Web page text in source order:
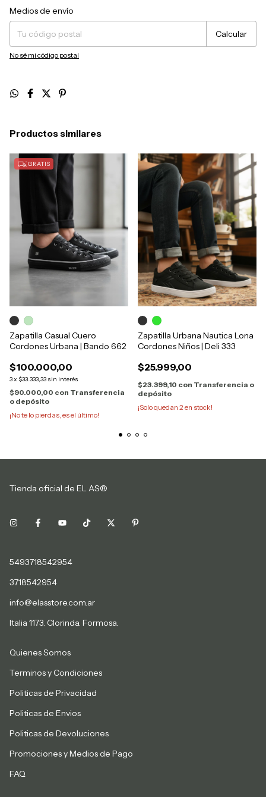
Entregas para el CP:
Medios de envío
Calcular
No sé mi código postal
Productos similares
GRATIS
Zapatilla Casual Cuero
Cordones Urbana | Bando 662
$100.000,00
3x $33.333,33 sin interés
$90.000,00 con Transferencia
o depósito
¡No te lo pierdas, es el último!
Zapatilla Urbana Nautica Lona
Cordones Niños | Deli 333
$25.999,00
$23.399,10 con Transferencia o
depósito
¡Solo quedan 2en stock!
Tienda oficial de EL AS®
5493718542954
3718542954
info@elasstore.com.ar
Italia 1173. Clorinda. Formosa.
Quienes Somos
Terminos y Condiciones
Politicas de Privacidad
Politicas de Envios
Politicas de Devoluciones
Promociones y Medios de Pago
FAQ